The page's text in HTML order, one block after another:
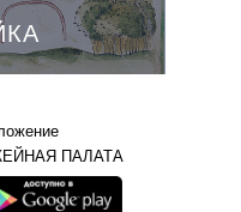
ПАЛАТА